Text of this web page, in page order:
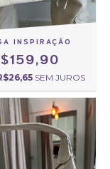
INSPIRAÇÃO
SEM JUROS